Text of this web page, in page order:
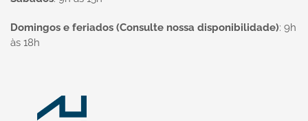
Domingos e feriados (Consulte nossa disponibilidade): 9h
às 18h